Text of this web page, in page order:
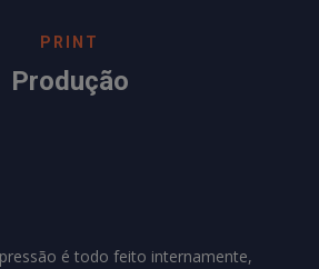
PRINT
Produção
é todo feito internamente,